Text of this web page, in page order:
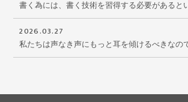
書く為には、書く技術を習得する必要があると
2026.03.27
私たちは声なき声にもっと耳を傾けるべきなの